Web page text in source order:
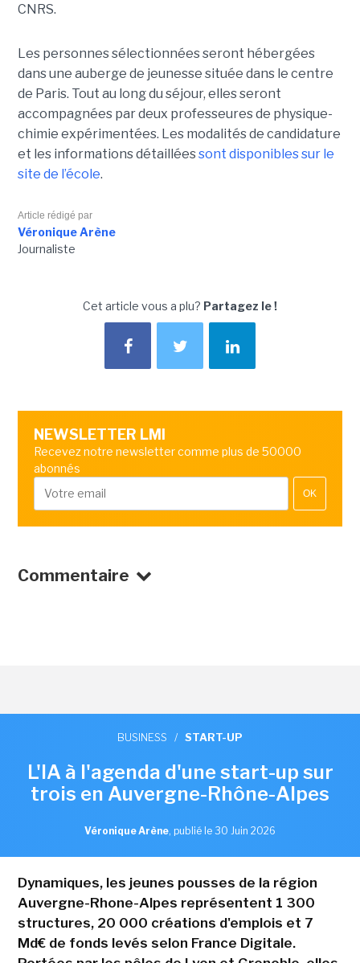
CNRS.
Les personnes sélectionnées seront hébergées
dans une auberge de jeunesse située dans le centre
de Paris. Tout au long du séjour, elles seront
accompagnées par deux professeures de physique-
chimie expérimentées. Les modalités de candidature
et les informations détailléessont disponibles sur le
site de l’école.
Article rédigé par
Véronique Arène
Journaliste
Cet article vous a plu? Partagez le !
NEWSLETTER LMI
Recevez notre newsletter comme plus de 50000
abonnés
OK
Commentaire
BUSINESS / START-UP
L'IA à l'agenda d'une start-up sur
trois en Auvergne-Rhône-Alpes
Véronique Arène, publié le 30 Juin 2026
Dynamiques, les jeunes pousses de la région
Auvergne-Rhone-Alpes représentent 1 300
structures, 20 000 créations d'emplois et 7
Md€ de fonds levés selon France Digitale.